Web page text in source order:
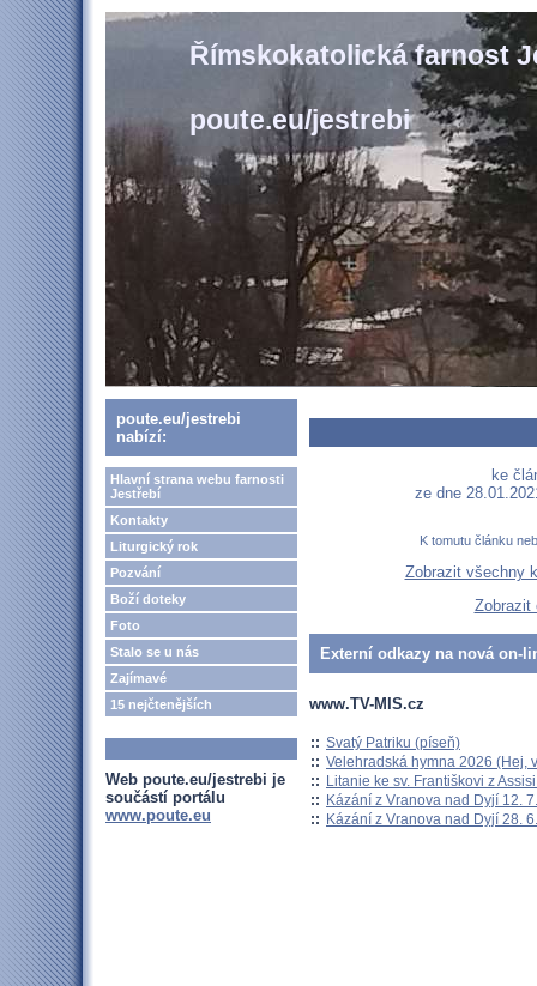
Římskokatolická farnost
poute.eu/jestrebi
poute.eu/jestrebi
nabízí:
Hlavní strana webu farnosti
Jestřebí
Kontakty
Liturgický rok
Pozvání
Boží doteky
Foto
Stalo se u nás
Zajímavé
15 nejčtenějších
Web poute.eu/jestrebi je
součástí portálu
www.poute.eu
ke
ze dne
K tomutu článku
Zobrazit všechny
Zobrazit
Externí odkazy na nová on-
www.TV-MIS.cz
:: Svatý Patriku (píseň)
:: Velehradská hymna 2026 (Hej,
:: Litanie ke sv. Františkovi z
:: Kázání z Vranova nad Dyjí 12.
:: Kázání z Vranova nad Dyjí 28.